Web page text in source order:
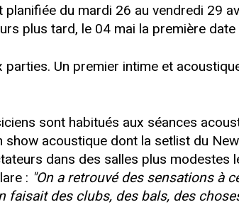
du mardi 26 au vendredi 29
plus tard, le 04 mai la première
parties. Un premier intime et
sont habitués aux séances
acoustique dont la setlist du
dans des salles plus
: "On a retrouvé des sensations à
faisait des clubs, des bals, des